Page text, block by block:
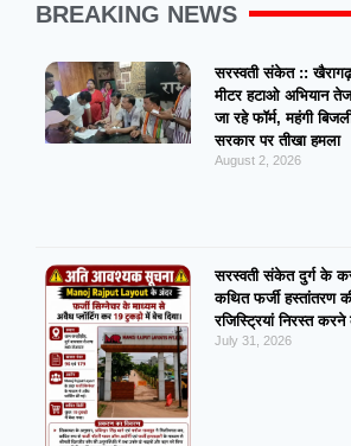
BREAKING NEWS
सरस्वती संकेत :: खैरागढ़
मीटर हटाओ अभियान
जा रहे फॉर्म, महंगी
सरकार पर तीखा हमला
August 2, 2026
सरस्वती संकेत दुर्ग के
कथित फर्जी हस्तांतरण
रजिस्ट्रियां निरस्त करने
July 31, 2026